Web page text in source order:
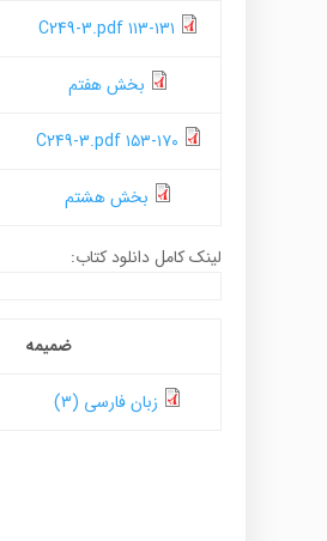
۱۱۳-۱۳۱ C249-3.pdf
بخش هفتم
۱۵۳-۱۷۰ C249-3.pdf
بخش هشتم
لینک کامل دانلود کتاب:
ضمیمه
زبان فارسی (۳)